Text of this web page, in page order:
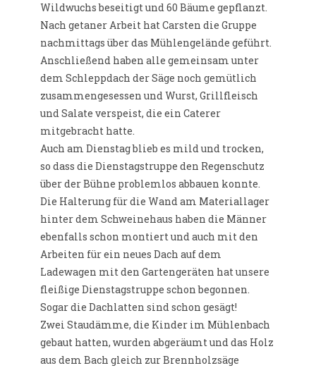
Wildwuchs beseitigt und 60 Bäume gepflanzt.
Nach getaner Arbeit hat Carsten die Gruppe
nachmittags über das Mühlengelände geführt.
Anschließend haben alle gemeinsam unter
dem Schleppdach der Säge noch gemütlich
zusammengesessen und Wurst, Grillfleisch
und Salate verspeist, die ein Caterer
mitgebracht hatte.
Auch am Dienstag blieb es mild und trocken,
so dass die Dienstagstruppe den Regenschutz
über der Bühne problemlos abbauen konnte.
Die Halterung für die Wand am Materiallager
hinter dem Schweinehaus haben die Männer
ebenfalls schon montiert und auch mit den
Arbeiten für ein neues Dach auf dem
Ladewagen mit den Gartengeräten hat unsere
fleißige Dienstagstruppe schon begonnen.
Sogar die Dachlatten sind schon gesägt!
Zwei Staudämme, die Kinder im Mühlenbach
gebaut hatten, wurden abgeräumt und das Holz
aus dem Bach gleich zur Brennholzsäge